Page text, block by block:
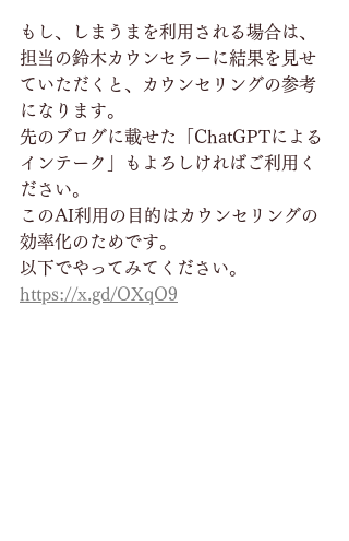
もし、しまうまを利用される場合は、
担当の鈴木カウンセラーに結果を見せ
ていただくと、カウンセリングの参考
になります。
先のブログに載せた「ChatGPTによる
インテーク」もよろしければご利用く
ださい。
このAI利用の目的はカウンセリングの
効率化のためです。
以下でやってみてください。
https://x.gd/OXqO9